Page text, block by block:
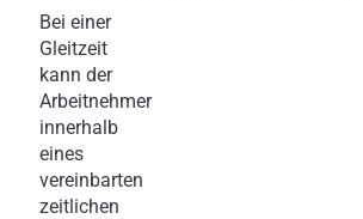
Bei einer
Gleitzeit
kann der
Arbeitnehmer
innerhalb
eines
vereinbarten
zeitlichen